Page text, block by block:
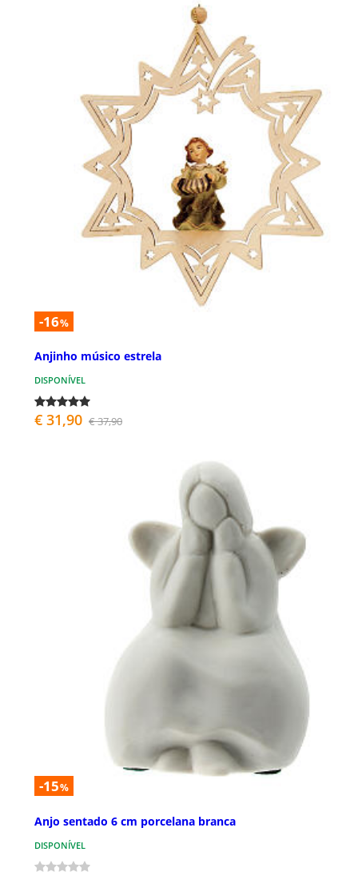
-16%
Anjinho músico estrela
DISPONÍVEL
€ 31,90 € 37,90
-15%
Anjo sentado 6 cm porcelana branca
DISPONÍVEL